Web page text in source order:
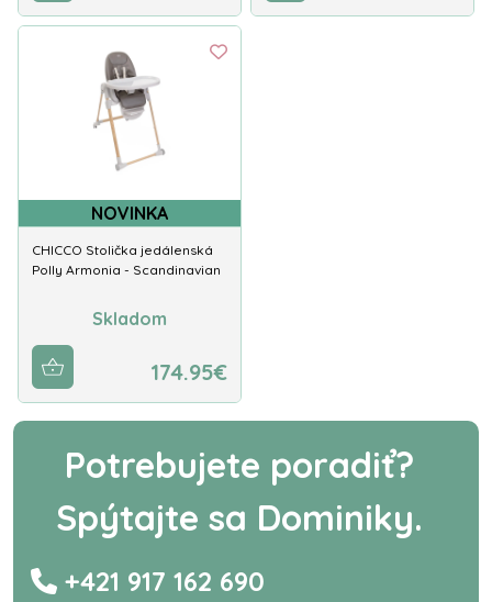
NOVINKA
CHICCO Stolička jedálenská
Polly Armonia - Scandinavian
Skladom
174.95€
Potrebujete poradiť?
Spýtajte sa Dominiky.
+421 917 162 690